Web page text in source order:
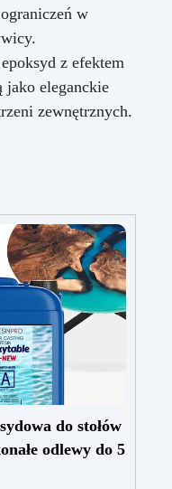
w
z efektem
jako eleganckie
zewnętrznych.
do stołów
odlewy do 5